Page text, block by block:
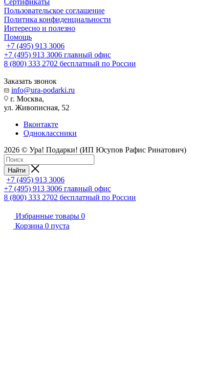
Пользовательское соглашение
Политика конфиденциальности
Интересно и полезно
Помощь
+7 (495) 913 3006
+7 (495) 913 3006 главный офис
8 (800) 333 2702 бесплатный по России
Заказать звонок
info@ura-podarki.ru
г. Москва,
ул. Живописная, 52
Вконтакте
Одноклассники
2026 © Ура! Подарки! (ИП Юсупов Рафис Ринатович)
Найти
+7 (495) 913 3006
+7 (495) 913 3006 главный офис
8 (800) 333 2702 бесплатный по России
Избранные товары 0
Корзина 0 пуста